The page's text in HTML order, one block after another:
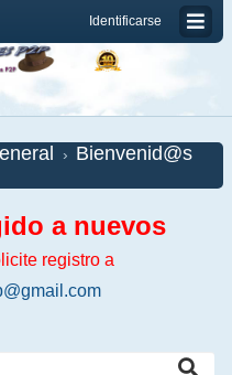
Identificarse
Bienvenid@s
a nuevos
registro a